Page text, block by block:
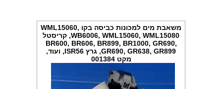
משאבת מים למכונות כביסה בקו WML15060,
WB6006, WML15060, WML15080, קריסטל
BR600, BR606, BR899, BR1000, GR690,
GR690, GR638, GR899, גרץ ISR56, ועוד,
מקט 001384